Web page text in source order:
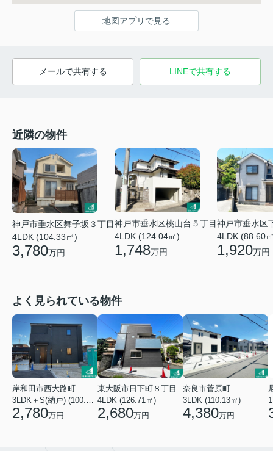
地図アプリで見る
メールで共有する LINEで共有する
近隣の物件
神戸市垂水区舞子坂３丁目
4LDK (104.33㎡)
3,780万円
神戸市垂水区桃山台５丁目
4LDK (124.04㎡)
1,748万円
神戸市垂水区
4LDK (88.60
1,920万円
よく見られている物件
岸和田市西大路町
2,780万円
東大阪市日下町８丁目
4LDK (126.71㎡)
2,680万円
奈良市菅原町
3LDK (110.13㎡)
4,380万円